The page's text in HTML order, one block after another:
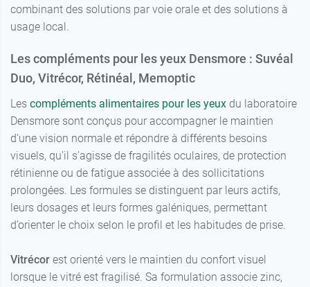
combinant des solutions par voie orale et des solutions à
usage local.
Les compléments pour les yeux Densmore : Suvéal
Duo, Vitrécor, Rétinéal, Memoptic
Les compléments alimentaires pour les yeux du laboratoire
Densmore sont conçus pour accompagner le maintien
d’une vision normale et répondre à différents besoins
visuels, qu’il s’agisse de fragilités oculaires, de protection
rétinienne ou de fatigue associée à des sollicitations
prolongées. Les formules se distinguent par leurs actifs,
leurs dosages et leurs formes galéniques, permettant
d’orienter le choix selon le profil et les habitudes de prise.
Vitrécor est orienté vers le maintien du confort visuel
lorsque le vitré est fragilisé. Sa formulation associe zinc,